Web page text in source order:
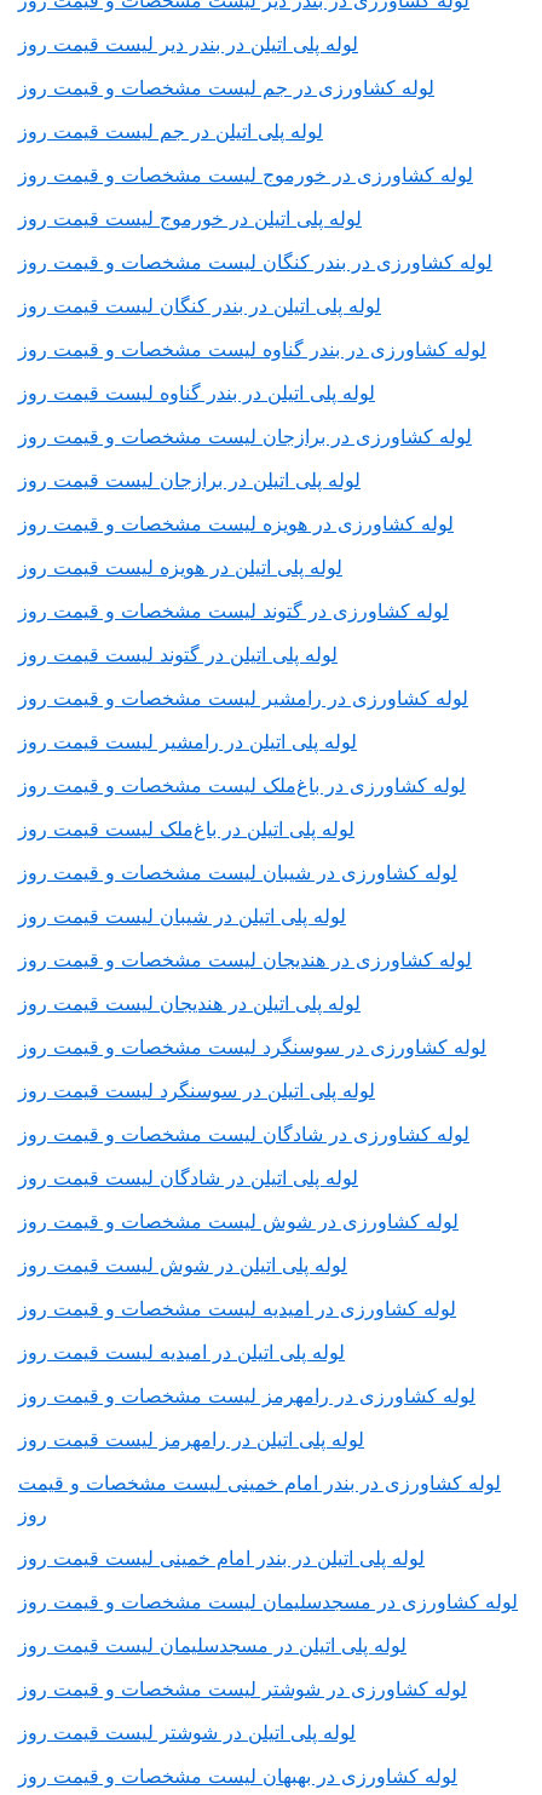
لوله پلی اتیلن در بندر دیر لیست قیمت روز
لوله کشاورزی در جم لیست مشخصات و قیمت روز
لوله پلی اتیلن در جم لیست قیمت روز
لوله کشاورزی در خورموج لیست مشخصات و قیمت روز
لوله پلی اتیلن در خورموج لیست قیمت روز
لوله کشاورزی در بندر کنگان لیست مشخصات و قیمت روز
لوله پلی اتیلن در بندر کنگان لیست قیمت روز
لوله کشاورزی در بندر گناوه لیست مشخصات و قیمت روز
لوله پلی اتیلن در بندر گناوه لیست قیمت روز
لوله کشاورزی در برازجان لیست مشخصات و قیمت روز
لوله پلی اتیلن در برازجان لیست قیمت روز
لوله کشاورزی در هویزه لیست مشخصات و قیمت روز
لوله پلی اتیلن در هویزه لیست قیمت روز
لوله کشاورزی در گتوند لیست مشخصات و قیمت روز
لوله پلی اتیلن در گتوند لیست قیمت روز
لوله کشاورزی در رامشیر لیست مشخصات و قیمت روز
لوله پلی اتیلن در رامشیر لیست قیمت روز
لوله کشاورزی در باغ‌ملک لیست مشخصات و قیمت روز
لوله پلی اتیلن در باغ‌ملک لیست قیمت روز
لوله کشاورزی در شیبان لیست مشخصات و قیمت روز
لوله پلی اتیلن در شیبان لیست قیمت روز
لوله کشاورزی در هندیجان لیست مشخصات و قیمت روز
لوله پلی اتیلن در هندیجان لیست قیمت روز
لوله کشاورزی در سوسنگرد لیست مشخصات و قیمت روز
لوله پلی اتیلن در سوسنگرد لیست قیمت روز
لوله کشاورزی در شادگان لیست مشخصات و قیمت روز
لوله پلی اتیلن در شادگان لیست قیمت روز
لوله کشاورزی در شوش لیست مشخصات و قیمت روز
لوله پلی اتیلن در شوش لیست قیمت روز
لوله کشاورزی در امیدیه لیست مشخصات و قیمت روز
لوله پلی اتیلن در امیدیه لیست قیمت روز
لوله کشاورزی در رامهرمز لیست مشخصات و قیمت روز
لوله پلی اتیلن در رامهرمز لیست قیمت روز
لوله کشاورزی در بندر امام خمینی لیست مشخصات و قیمت
روز
لوله پلی اتیلن در بندر امام خمینی لیست قیمت روز
لوله کشاورزی در مسجدسلیمان لیست مشخصات و قیمت روز
لوله پلی اتیلن در مسجدسلیمان لیست قیمت روز
لوله کشاورزی در شوشتر لیست مشخصات و قیمت روز
لوله پلی اتیلن در شوشتر لیست قیمت روز
لوله کشاورزی در بهبهان لیست مشخصات و قیمت روز